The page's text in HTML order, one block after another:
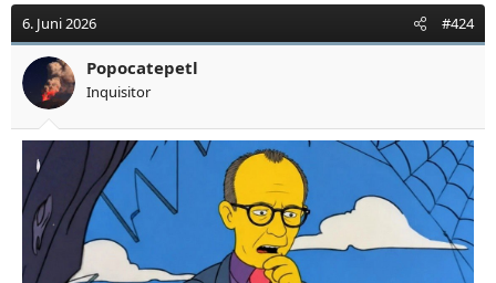
6. Juni 2026 #424
Popocatepetl
Inquisitor